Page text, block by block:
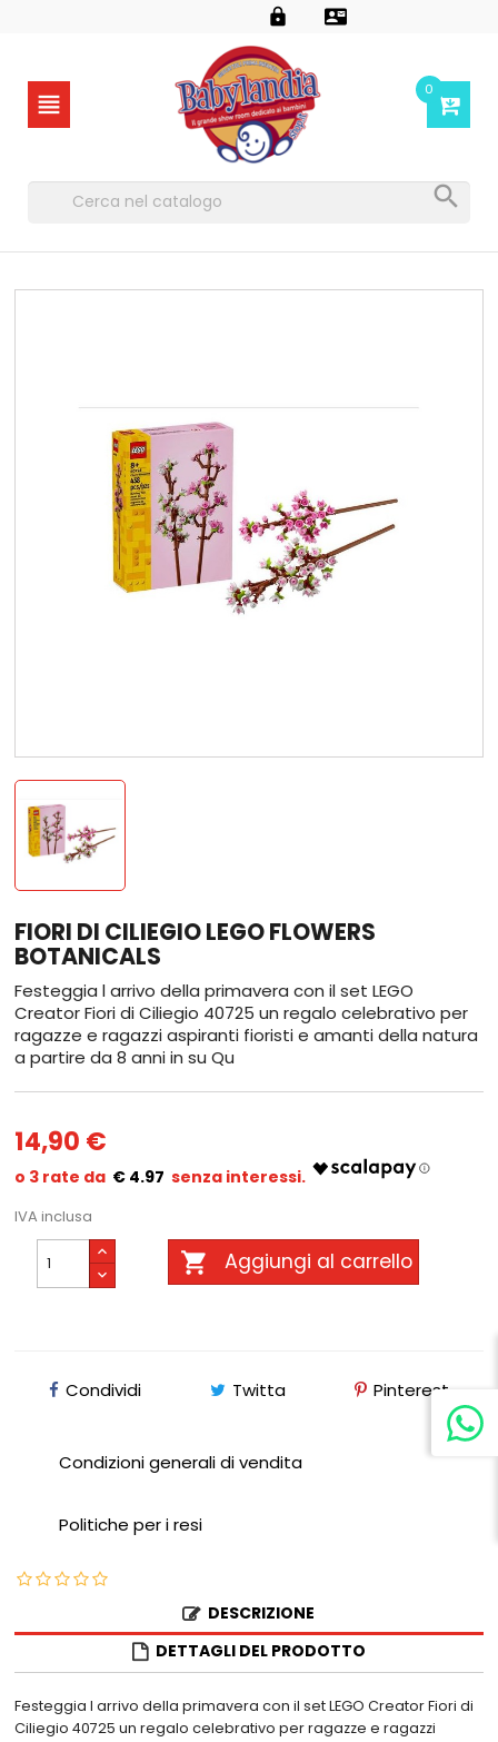
 
 0

FIORI DI CILIEGIO LEGO FLOWERS
BOTANICALS
Festeggia l arrivo della primavera con il set LEGO
Creator Fiori di Ciliegio 40725 un regalo celebrativo per
ragazze e ragazzi aspiranti fioristi e amanti della natura
a partire da 8 anni in su Qu
14,90 €
€ 4.97
IVA inclusa
 Aggiungi al carrello
Condividi Twitta Pinterest
Condizioni generali di vendita
Politiche per i resi
DESCRIZIONE
DETTAGLI DEL PRODOTTO
Festeggia l arrivo della primavera con il set LEGO Creator Fiori di
Ciliegio 40725 un regalo celebrativo per ragazze e ragazzi